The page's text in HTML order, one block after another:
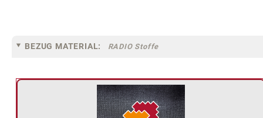
BEZUG MATERIAL: RADIO Stoffe